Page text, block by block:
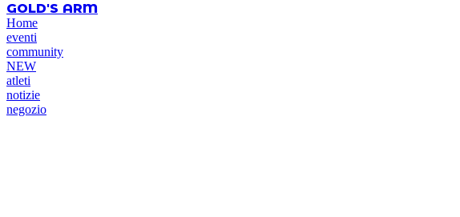
GOLD'S ARM
Home
eventi
community
NEW
atleti
notizie
negozio